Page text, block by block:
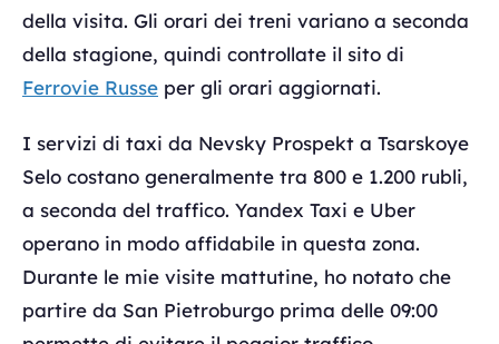
della visita. Gli orari dei treni variano a seconda
della stagione, quindi controllate il sito di
Ferrovie Russe per gli orari aggiornati.
I servizi di taxi da Nevsky Prospekt a Tsarskoye
Selo costano generalmente tra 800 e 1.200 rubli,
a seconda del traffico. Yandex Taxi e Uber
operano in modo affidabile in questa zona.
Durante le mie visite mattutine, ho notato che
partire da San Pietroburgo prima delle 09:00